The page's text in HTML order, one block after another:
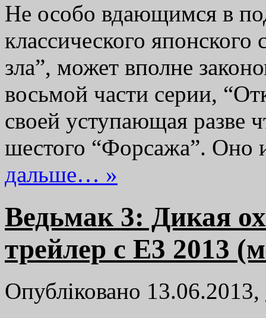
Не особо вдающимся в
классического
зла”, может вполне
восьмой части серии,
своей уступающая разве
шестого “Форсажа”.
дальше… »
Ведьмак 3: Дикая
трейлер с E3 2013
Опубліковано 13.06.2013,